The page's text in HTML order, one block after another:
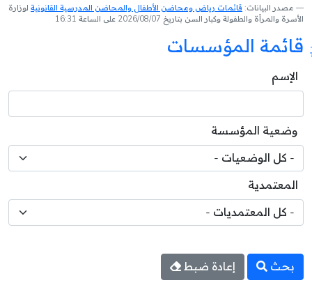
مصدر البيانات: قائمات رياض ومحاضن الأطفال والمحاضن المدرسية القانونية لوزارة
الأسرة والمرأة والطفولة وكبار السن بتاريخ 2026/08/07 على الساعة 16:31
قائمة المؤسسات
الإسم
وضعية المؤسسة
المعتمدية
بحث إعادة ضبط